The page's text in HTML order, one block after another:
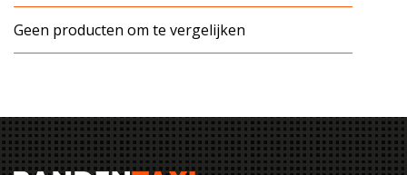
Geen producten om te vergelijken